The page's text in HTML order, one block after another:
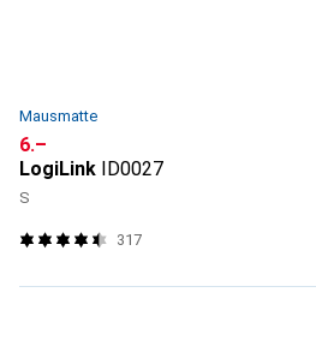
Mausmatte
CHF
6.–
LogiLink
ID0027
S
317